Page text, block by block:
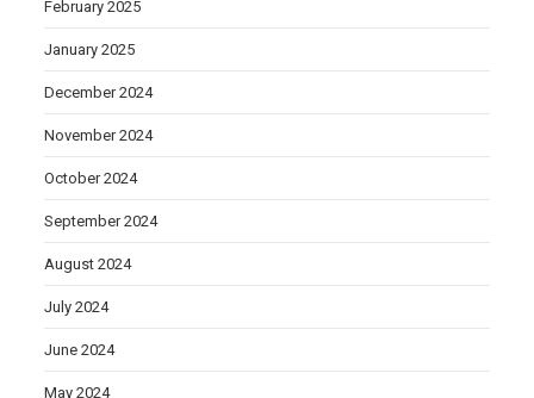
February 2025
January 2025
December 2024
November 2024
October 2024
September 2024
August 2024
July 2024
June 2024
May 2024